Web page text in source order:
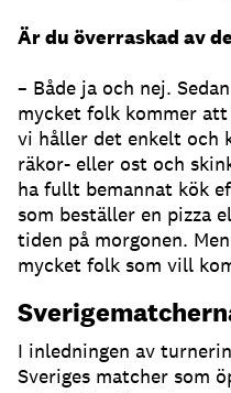
Är du överraskad av
– Både ja och nej.
mycket folk kommer
vi håller det enkelt och
räkor- eller ost och
ha fullt bemannat kök
som beställer en pizza
tiden på morgonen.
mycket folk som vill
I inledningen av
Sveriges matcher som